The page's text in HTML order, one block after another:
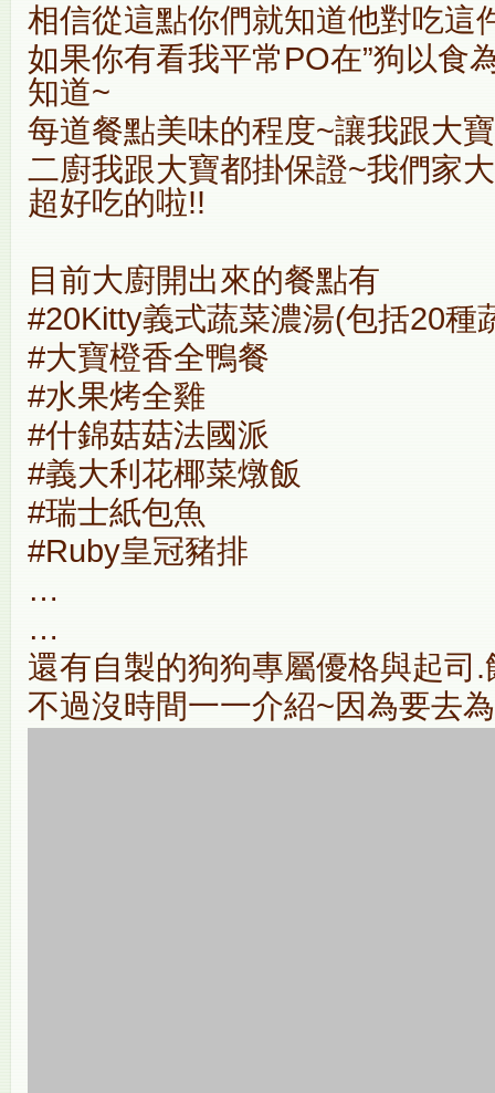
相信從這點你們就知道他對吃這
如果你有看我平常PO在”狗以食
知道~
每道餐點美味的程度~讓我跟大
二廚我跟大寶都掛保證~我們家
超好吃的啦!!
目前大廚開出來的餐點有
#20Kitty義式蔬菜濃湯(包括20種
#大寶橙香全鴨餐
#水果烤全雞
#什錦菇菇法國派
#義大利花椰菜燉飯
#瑞士紙包魚
#Ruby皇冠豬排
…
…
還有自製的狗狗專屬優格與起
不過沒時間一一介紹~因為要去